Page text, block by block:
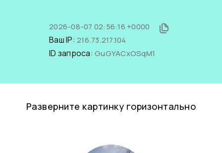
2026-08-07 02:56:16 +0000
Ваш IP: 216.73.217.104
ID запроса: GuGYACxOSqM1
Разверните картинку горизонтально